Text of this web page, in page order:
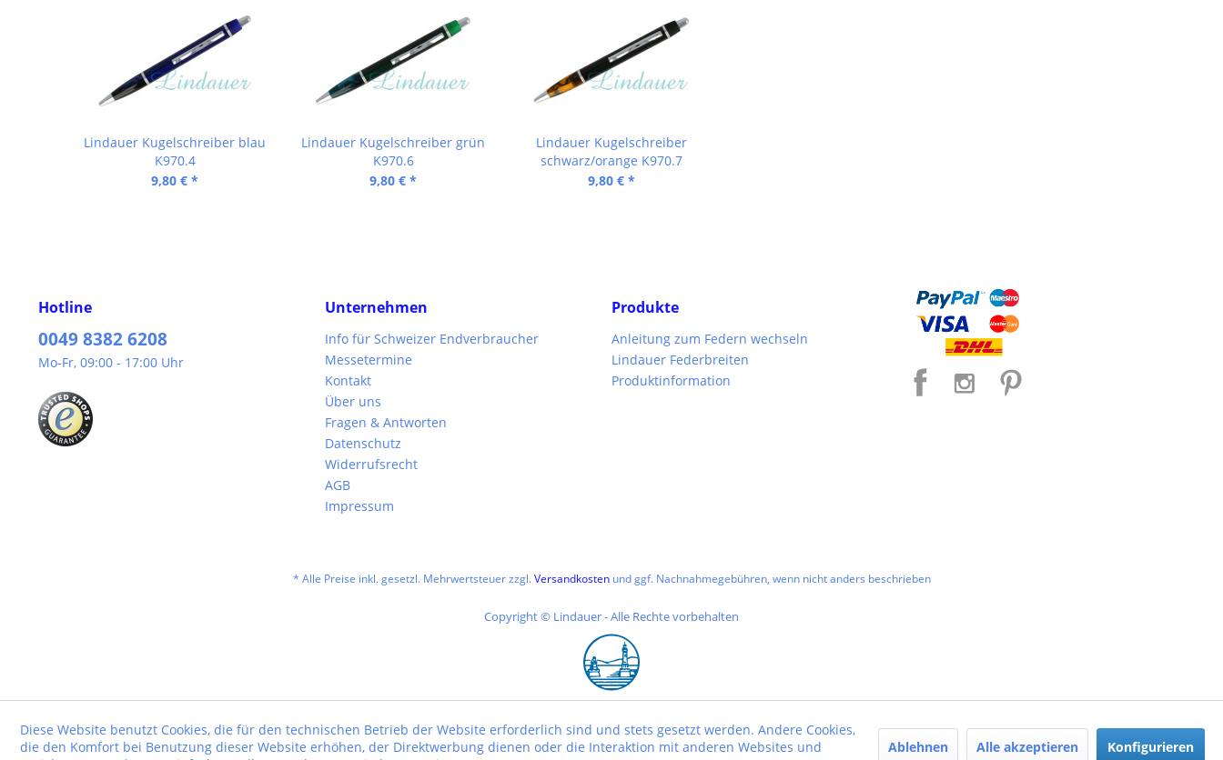
Lindauer Kugelschreiber blau
K970.4
9,80 € *
Lindauer Kugelschreiber grün
K970.6
9,80 € *
Lindauer Kugelschreiber
schwarz/orange K970.7
9,80 € *
Hotline
0049 8382 6208
Mo-Fr, 09:00 - 17:00 Uhr
Unternehmen
Info für Schweizer Endverbraucher
Messetermine
Kontakt
Über uns
Fragen & Antworten
Datenschutz
Widerrufsrecht
AGB
Impressum
Produkte
Anleitung zum Federn wechseln
Lindauer Federbreiten
Produktinformation
* Alle Preise inkl. gesetzl. Mehrwertsteuer zzgl.Versandkostenund ggf. Nachnahmegebühren, wenn nicht anders beschrieben
Copyright © Lindauer - Alle Rechte vorbehalten
Diese Website benutzt Cookies, die für den technischen Betrieb der Website erforderlich sind und stets gesetzt werden. Andere Cookies,
die den Komfort bei Benutzung dieser Website erhöhen, der Direktwerbung dienen oder die Interaktion mit anderen Websites und
Ablehnen Alle akzeptieren Konfigurieren